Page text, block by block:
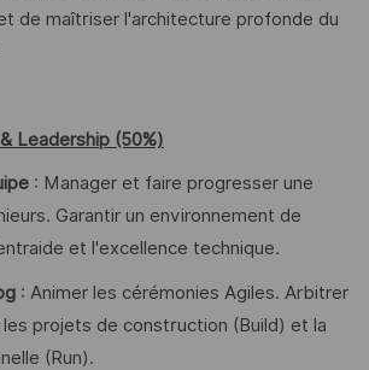
de maîtriser l'architecture profonde du
Leadership (50%)
: Manager et faire progresser une
Garantir un environnement de
et l'excellence technique.
: Animer les cérémonies Agiles. Arbitrer
projets de construction (Build) et la
(Run).